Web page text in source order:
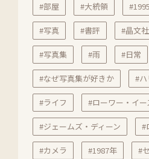
#部屋 #大統領
#写真 #書評 #晶文社
#写真集 #雨 #日常
#なぜ写真集が好きか #ハ
#ライフ #ローワー・イ
#ジェームズ・ディーン #
#カメラ #1987年 #